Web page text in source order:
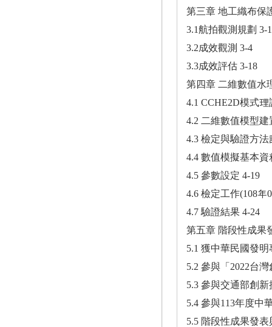
第三章 地工織布保
3.1航拍觀測規劃 3-1
3.2成效觀測 3-4
3.3成效評估 3-18
第四章 二維數值水
4.1 CCHE2D模式
4.2 二維數值模型
4.3 檢定與驗證方法
4.4 數值模擬基本資
4.5 參數設定 4-19
4.6 檢定工作(108年
4.7 驗證結果 4-24
第五章 階段性成果
5.1 獲中華民國發明
5.2 參與「2022台
5.3 參與交通部創
5.4 參與113年度中
5.5 階段性成果發表